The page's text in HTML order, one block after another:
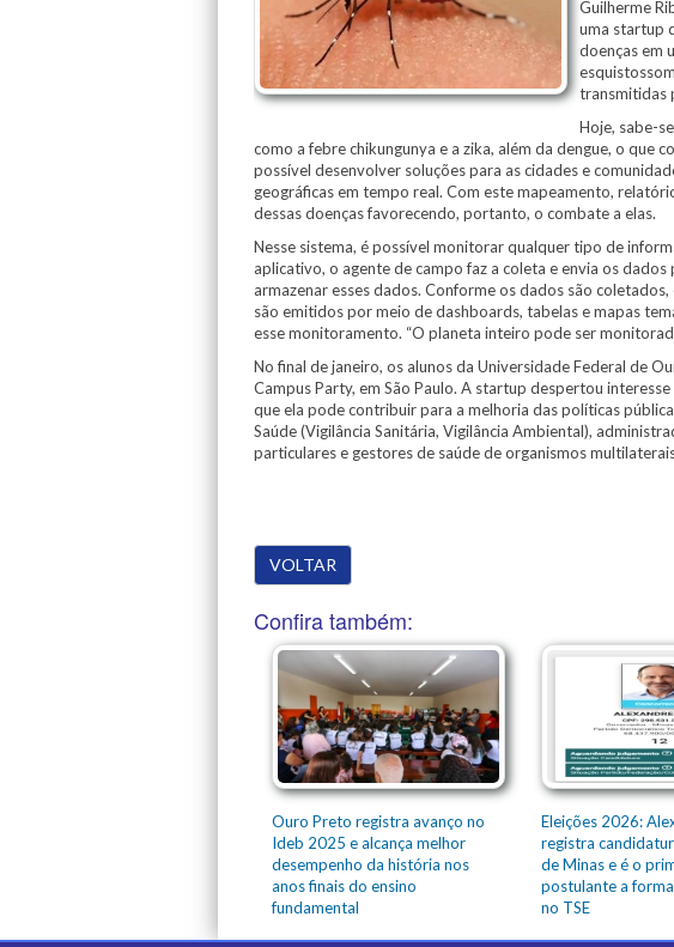
Guilherme
uma startup
doenças em
transmitidas
Hoje, sabe-
como a febre chikungunya e a zika, além da dengue, o que
possível desenvolver soluções para as cidades e
geográficas em tempo real. Com este mapeamento,
dessas doenças favorecendo, portanto, o combate a elas.
Nesse sistema, é possível monitorar qualquer tipo de
aplicativo, o agente de campo faz a coleta e envia os
armazenar esses dados. Conforme os dados são
são emitidos por meio de dashboards, tabelas e mapas
esse monitoramento. “O planeta inteiro pode ser
No final de janeiro, os alunos da Universidade Federal de
Campus Party, em São Paulo. A startup despertou
que ela pode contribuir para a melhoria das políticas
Saúde (Vigilância Sanitária, Vigilância Ambiental),
particulares e gestores de saúde de organismos
VOLTAR
Confira também:
Ouro Preto registra avanço no
Ideb 2025 e alcança melhor
desempenho da história nos
anos finais do ensino
fundamental
Eleições 2026:
registra
de Minas e é o
postulante a
no TSE